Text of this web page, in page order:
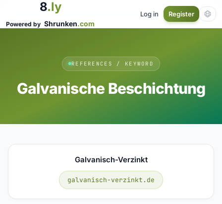
8.ly
Powered by Shrunken.com
Log in Register
REFERENCES / KEYWORD
Galvanische Beschichtung
Galvanisch-Verzinkt
galvanisch-verzinkt.de